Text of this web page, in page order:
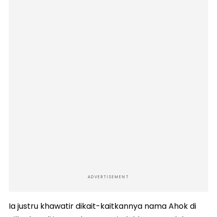
ADVERTISEMENT
Ia justru khawatir dikait-kaitkannya nama Ahok di